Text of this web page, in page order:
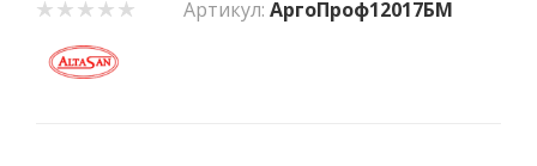
Артикул: АргоПроф12017БМ